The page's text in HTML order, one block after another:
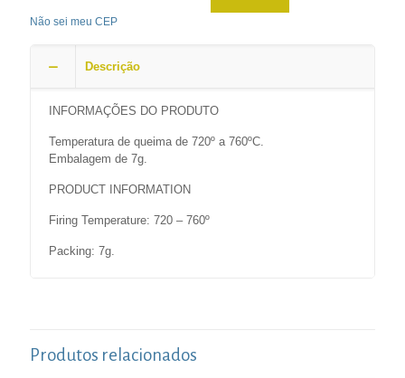
Não sei meu CEP
Descrição
INFORMAÇÕES DO PRODUTO
Temperatura de queima de 720º a 760ºC.
Embalagem de 7g.
PRODUCT INFORMATION
Firing Temperature: 720 – 760º
Packing: 7g.
Produtos relacionados